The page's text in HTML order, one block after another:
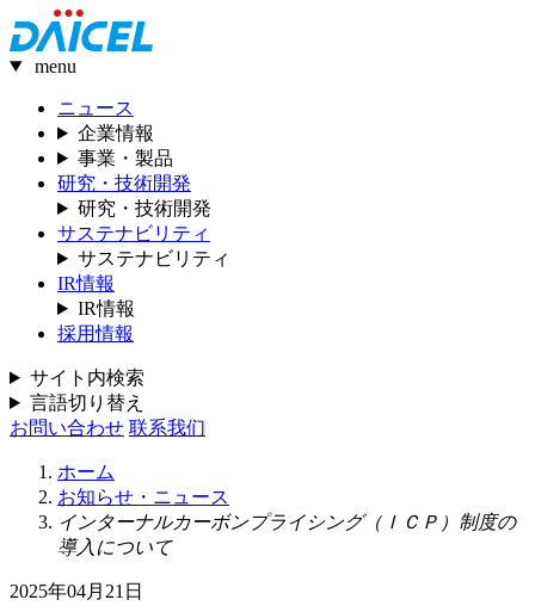
menu
ニュース
企業情報
事業・製品
研究・技術開発
研究・技術開発
サステナビリティ
サステナビリティ
IR情報
IR情報
採用情報
サイト内検索
言語切り替え
お問い合わせ 联系我们
ホーム
お知らせ・ニュース
インターナルカーボンプライシング（ＩＣＰ）制度の
導入について
2025年04月21日